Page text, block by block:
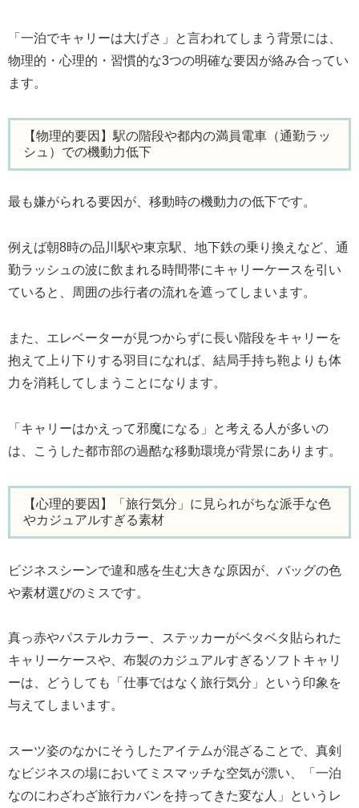
「一泊でキャリーは大げさ」と言われてしまう背景には、
物理的・心理的・習慣的な3つの明確な要因が絡み合ってい
ます。
【物理的要因】駅の階段や都内の満員電車（通勤ラッ
シュ）での機動力低下
最も嫌がられる要因が、移動時の機動力の低下です。
例えば朝8時の品川駅や東京駅、地下鉄の乗り換えなど、通
勤ラッシュの波に飲まれる時間帯にキャリーケースを引い
ていると、周囲の歩行者の流れを遮ってしまいます。
また、エレベーターが見つからずに長い階段をキャリーを
抱えて上り下りする羽目になれば、結局手持ち鞄よりも体
力を消耗してしまうことになります。
「キャリーはかえって邪魔になる」と考える人が多いの
は、こうした都市部の過酷な移動環境が背景にあります。
【心理的要因】「旅行気分」に見られがちな派手な色
やカジュアルすぎる素材
ビジネスシーンで違和感を生む大きな原因が、バッグの色
や素材選びのミスです。
真っ赤やパステルカラー、ステッカーがベタベタ貼られた
キャリーケースや、布製のカジュアルすぎるソフトキャリ
ーは、どうしても「仕事ではなく旅行気分」という印象を
与えてしまいます。
スーツ姿のなかにそうしたアイテムが混ざることで、真剣
なビジネスの場においてミスマッチな空気が漂い、「一泊
なのにわざわざ旅行カバンを持ってきた変な人」というレ